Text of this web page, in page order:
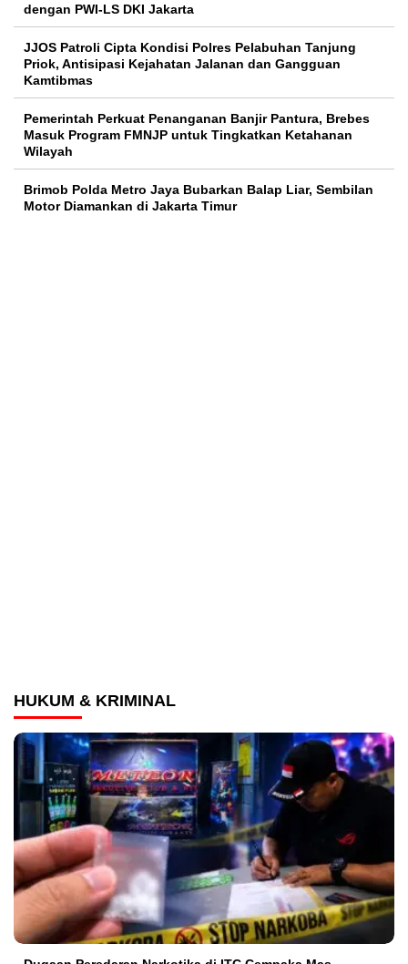
dengan PWI-LS DKI Jakarta
JJOS Patroli Cipta Kondisi Polres Pelabuhan Tanjung
Priok, Antisipasi Kejahatan Jalanan dan Gangguan
Kamtibmas
Pemerintah Perkuat Penanganan Banjir Pantura, Brebes
Masuk Program FMNJP untuk Tingkatkan Ketahanan
Wilayah
Brimob Polda Metro Jaya Bubarkan Balap Liar, Sembilan
Motor Diamankan di Jakarta Timur
HUKUM & KRIMINAL